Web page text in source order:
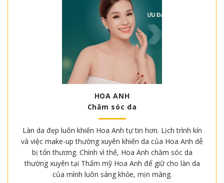
HOA ANH
Chăm sóc da
Làn da đẹp luôn khiến Hoa Anh tự tin hơn. Lịch trình kín
và việc make-up thường xuyên khiến da của Hoa Anh dễ
bị tổn thương. Chính vì thế, Hoa Anh chăm sóc da
thường xuyên tại Thẩm mỹ Hoa Anh để giữ cho làn da
của mình luôn sáng khỏe, mịn màng.